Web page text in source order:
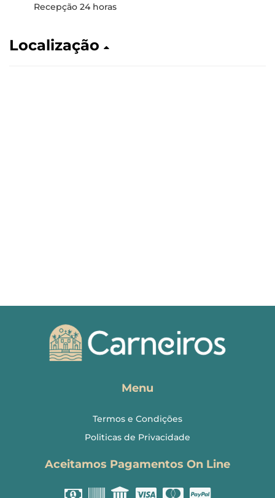
Recepção 24 horas
Localização
Menu
Termos e Condições
Politicas de Privacidade
Aceitamos Pagamentos On Line